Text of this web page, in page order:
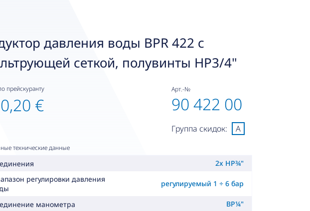
давления воды BPR 422 с
сеткой, полувинты НР3/4"
прейскуранту
€
Арт.-№
90 422 00
Группа скидок: A
технические данные
2x НР¾"
регулировки давления
регулируемый 1 ÷ 6 бар
манометрa
ВР¼"